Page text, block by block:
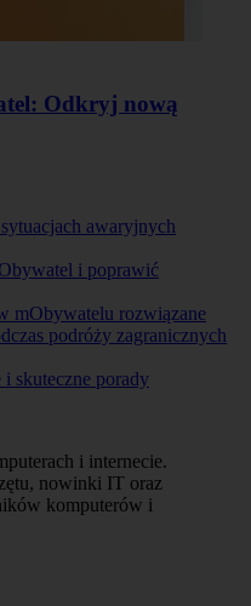
Odkryj nową
awaryjnych
i poprawić
mObywatelu rozwiązane
podróży zagranicznych
i skuteczne porady
i internecie.
nowinki IT oraz
komputerów i